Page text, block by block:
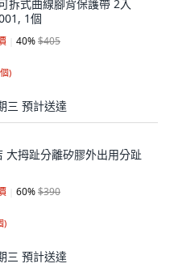
拆式曲線腳背保護帶 2入
1個
40%$405
)
三 預計送達
大拇趾分離矽膠外出用分趾
60%$390
)
三 預計送達